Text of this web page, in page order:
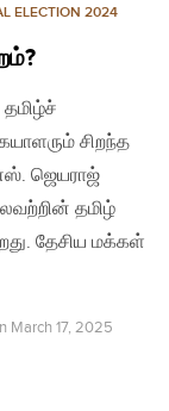
ELECTION 2024
சிறந்த
ஜெயராஜ்
தமிழ்
தேசிய மக்கள்
March 17, 2025